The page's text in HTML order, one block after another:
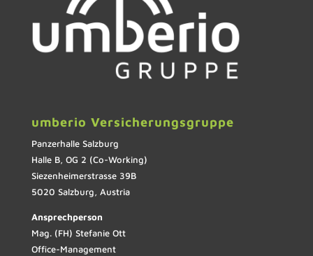
umberio Versicherungsgruppe
Panzerhalle Salzburg
Halle B, OG 2 (Co-Working)
Siezenheimerstrasse 39B
5020 Salzburg, Austria
Ansprechperson
Mag. (FH) Stefanie Ott
Office-Management